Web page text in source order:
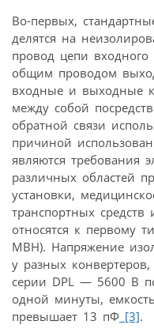
Во-первых,
делятся на
провод цепи входного
общим проводом
входные и выходные
между собой
обратной связи
причиной
являются требования
различных областей
установки,
транспортных средств
относятся к первому
MBH). Напряжение
у разных
серии DPL — 5600 В
одной минуты,
превышает 13 пФ [3].